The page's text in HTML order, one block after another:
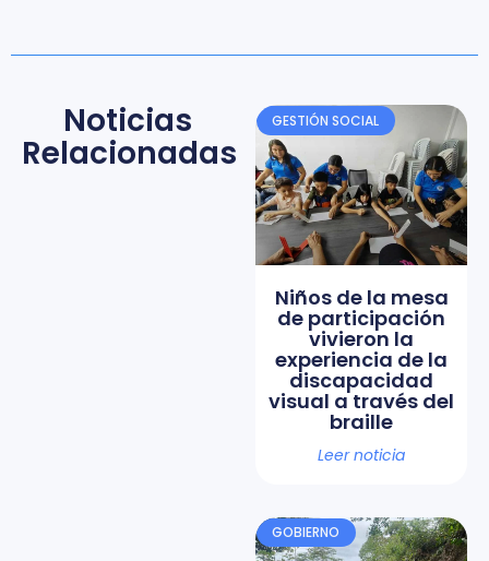
Noticias
Relacionadas
GESTIÓN SOCIAL
Niños de la mesa
de participación
vivieron la
experiencia de la
discapacidad
visual a través del
braille
Leer noticia
GOBIERNO